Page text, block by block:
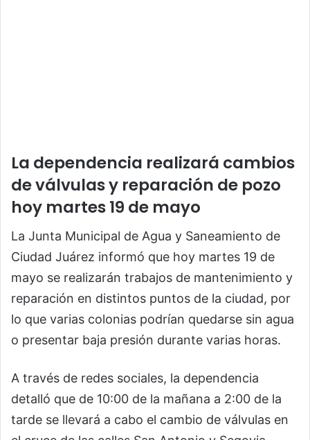
La dependencia realizará cambios
de válvulas y reparación de pozo
hoy martes 19 de mayo
La Junta Municipal de Agua y Saneamiento de
Ciudad Juárez informó que hoy martes 19 de
mayo se realizarán trabajos de mantenimiento y
reparación en distintos puntos de la ciudad, por
lo que varias colonias podrían quedarse sin agua
o presentar baja presión durante varias horas.
A través de redes sociales, la dependencia
detalló que de 10:00 de la mañana a 2:00 de la
tarde se llevará a cabo el cambio de válvulas en